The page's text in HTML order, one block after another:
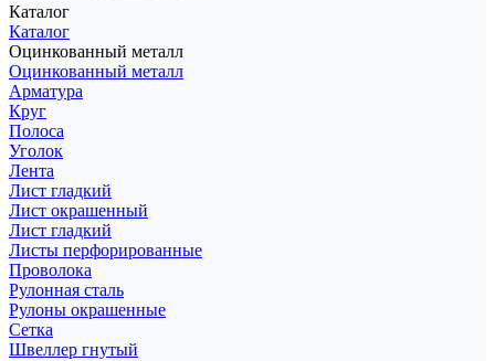
Каталог
Каталог
Оцинкованный металл
Оцинкованный металл
Арматура
Круг
Полоса
Уголок
Лента
Лист гладкий
Лист окрашенный
Лист гладкий
Листы перфорированные
Проволока
Рулонная сталь
Рулоны окрашенные
Сетка
Швеллер гнутый